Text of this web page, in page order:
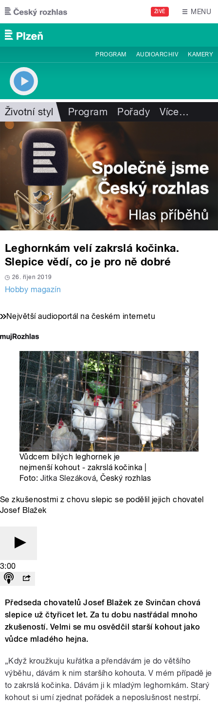
Přejít k hlavnímu obsahu
ŽIVĚ MENU
PROGRAM AUDIOARCHIV KAMERY
Životní styl Program Pořady Více…
Leghornkám velí zakrslá kočinka.
Slepice vědí, co je pro ně dobré
26. říjen 2019
Hobby magazín
Největší audioportál na českém internetu
Vůdcem bílých leghornek je
nejmenší kohout - zakrslá kočinka |
Foto: Jitka Slezáková, Český rozhlas
Se zkušenostmi z chovu slepic se podělil jejich chovatel
Josef Blažek
3:00
Předseda chovatelů Josef Blažek ze Svinčan chová
slepice už čtyřicet let. Za tu dobu nastřádal mnoho
zkušeností. Velmi se mu osvědčil starší kohout jako
vůdce mladého hejna.
„Když kroužkuju kuřátka a přendávám je do většího
výběhu, dávám k nim staršího kohouta. V mém případě je
to zakrslá kočinka. Dávám ji k mladým leghornkám. Starý
kohout si umí zjednat pořádek a neposlušnost nestrpí.